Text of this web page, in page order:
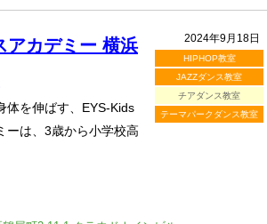
2024年9月18日
HIPHOP教室
JAZZダンス教室
チアダンス教室
テーマパークダンス教室
アカデミー 横浜
体を伸ばす、EYS-Kids
ーは、3歳から小学校高